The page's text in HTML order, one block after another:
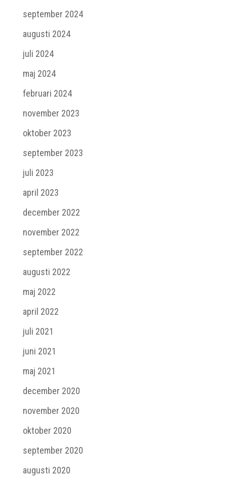
september 2024
augusti 2024
juli 2024
maj 2024
februari 2024
november 2023
oktober 2023
september 2023
juli 2023
april 2023
december 2022
november 2022
september 2022
augusti 2022
maj 2022
april 2022
juli 2021
juni 2021
maj 2021
december 2020
november 2020
oktober 2020
september 2020
augusti 2020